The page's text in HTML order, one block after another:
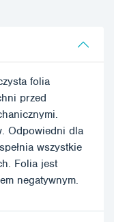
folia
przed
Odpowiedni dla
wszystkie
Folia jest
negatywnym.